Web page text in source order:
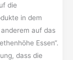
die
in dem
auf das
Essen“.
dass die